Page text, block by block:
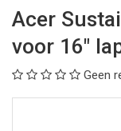
Acer
voor 16"
Geen